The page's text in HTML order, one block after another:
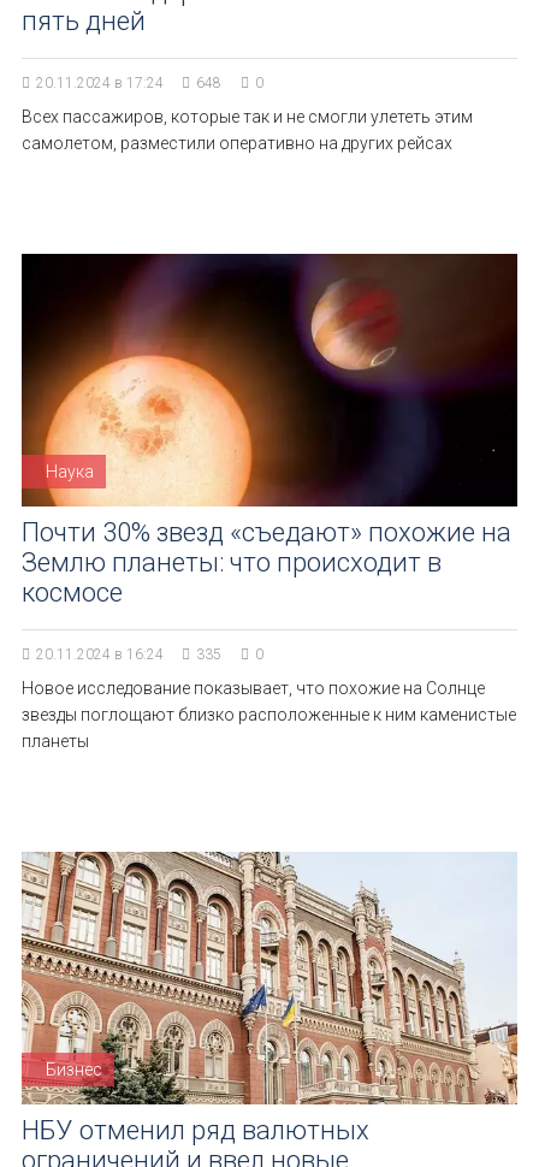
пять дней
20.11.2024 в 17:24 648 0
Всех пассажиров, которые так и не смогли улететь этим
самолетом, разместили оперативно на других рейсах
Наука
Почти 30% звезд «съедают» похожие на
Землю планеты: что происходит в
космосе
20.11.2024 в 16:24 335 0
Новое исследование показывает, что похожие на Солнце
звезды поглощают близко расположенные к ним каменистые
планеты
Бизнес
НБУ отменил ряд валютных
ограничений и ввел новые